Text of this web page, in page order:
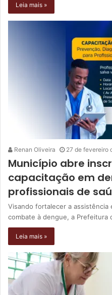
Leia mais »
Renan Oliveira 27 de fevereiro
Município abre
capacitação em
profissionais de
Visando fortalecer a assistência
combate à dengue, a Prefeitura
Leia mais »